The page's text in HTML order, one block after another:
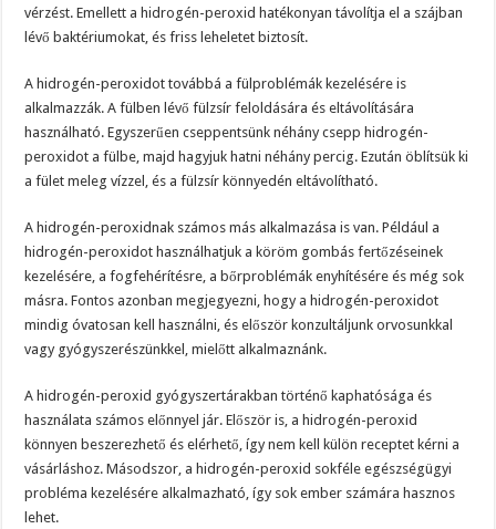
vérzést. Emellett a hidrogén-peroxid hatékonyan távolítja el a szájban
lévő baktériumokat, és friss leheletet biztosít.
A hidrogén-peroxidot továbbá a fülproblémák kezelésére is
alkalmazzák. A fülben lévő fülzsír feloldására és eltávolítására
használható. Egyszerűen cseppentsünk néhány csepp hidrogén-
peroxidot a fülbe, majd hagyjuk hatni néhány percig. Ezután öblítsük ki
a fület meleg vízzel, és a fülzsír könnyedén eltávolítható.
A hidrogén-peroxidnak számos más alkalmazása is van. Például a
hidrogén-peroxidot használhatjuk a köröm gombás fertőzéseinek
kezelésére, a fogfehérítésre, a bőrproblémák enyhítésére és még sok
másra. Fontos azonban megjegyezni, hogy a hidrogén-peroxidot
mindig óvatosan kell használni, és először konzultáljunk orvosunkkal
vagy gyógyszerészünkkel, mielőtt alkalmaznánk.
A hidrogén-peroxid gyógyszertárakban történő kaphatósága és
használata számos előnnyel jár. Először is, a hidrogén-peroxid
könnyen beszerezhető és elérhető, így nem kell külön receptet kérni a
vásárláshoz. Másodszor, a hidrogén-peroxid sokféle egészségügyi
probléma kezelésére alkalmazható, így sok ember számára hasznos
lehet.